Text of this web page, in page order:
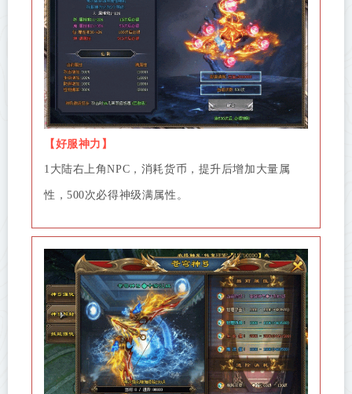
【好服神力】
1大陆右上角NPC，消耗货币，提升后增加大量属
性，500次必得神级满属性。